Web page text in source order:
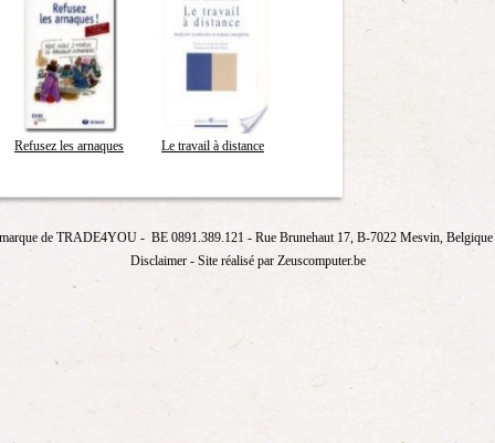
Refusez les arnaques Le travail à distance
de TRADE4YOU- BE 0891.389.121 - Rue Brunehaut 17, B-7022 Mesvin,
Disclaimer- Site réalisé par Zeuscomputer.be